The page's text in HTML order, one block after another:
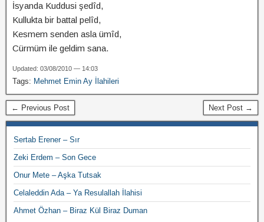
İsyanda Kuddusi şedîd,
Kullukta bir battal pelîd,
Kesmem senden asla ümîd,
Cürmüm ile geldim sana.
Updated: 03/08/2010 — 14:03
Tags: Mehmet Emin Ay İlahileri
← Previous Post Next Post →
Sertab Erener – Sır
Zeki Erdem – Son Gece
Onur Mete – Aşka Tutsak
Celaleddin Ada – Ya Resulallah İlahisi
Ahmet Özhan – Biraz Kül Biraz Duman